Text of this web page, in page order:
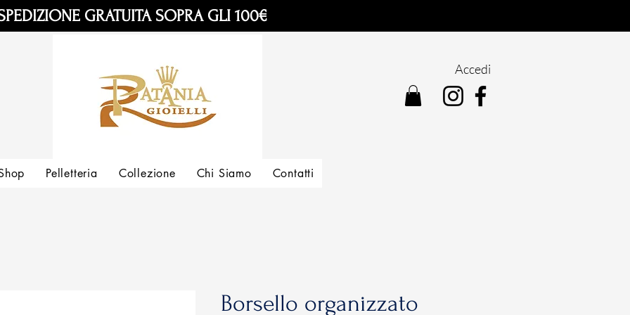
GRATUITA SOPRA GLI 100€
Accedi
Borsello organizzato
Pelletteria Collezione Chi Siamo Contatti